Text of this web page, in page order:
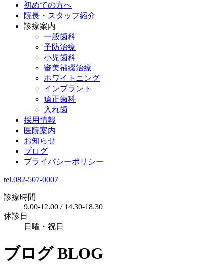
初めての方へ
院長・スタッフ紹介
診療案内
一般歯科
予防治療
小児歯科
審美補綴治療
ホワイトニング
インプラント
矯正歯科
入れ歯
採用情報
医院案内
お知らせ
ブログ
プライバシーポリシー
tel.082-507-0007
診療時間
9:00-12:00 / 14:30-18:30
休診日
日曜・祝日
ブログ BLOG